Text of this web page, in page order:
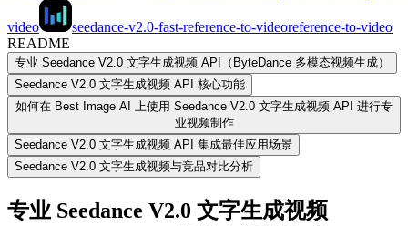
video seedance-v2.0-fast-reference-to-videoreference-to-video
README
专业 Seedance V2.0 文字生成视频 API（ByteDance 多模态视频生成）
Seedance V2.0 文字生成视频 API 核心功能
如何在 Best Image AI 上使用 Seedance V2.0 文字生成视频 API 进行专
业视频制作
Seedance V2.0 文字生成视频 API 集成最佳应用场景
Seedance V2.0 文字生成视频与竞品对比分析
专业 Seedance V2.0 文字生成视频